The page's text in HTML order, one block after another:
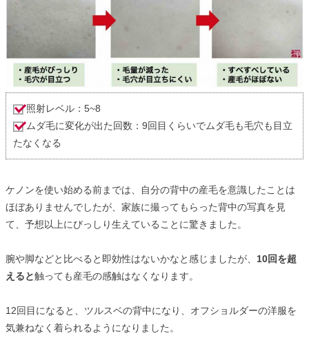
照射レベル：5~8
ムダ毛に変化が出た回数：9回目くらいでムダ毛も毛穴も目立
たなくなる
ケノンを使い始める前までは、自分の背中の産毛を意識したことは
ほぼありませんでしたが、家族に撮ってもらった背中の写真を見
て、予想以上にびっしり生えていることに驚きました。
腕や脚などと比べると即効性はないかなと感じましたが、 10回を超
えると触っても産毛の感触はなくなります。
12回目になると、ツルスベの背中になり、オフショルダーの洋服を
気兼ねなく着られるようになりました。